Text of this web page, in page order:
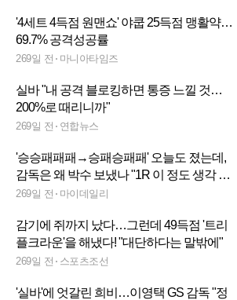
'4세트 4득점 원맨쇼' 야쿱 25득점 맹활약…
69.7% 공격성공률
269일 전 마니아타임즈
실바 "내 공격 블로킹하면 통증 느낄 것…
200%로 때리니까"
269일 전 연합뉴스
'승승패패패→승패승패패' 오늘도 졌는데,
감독은 왜 박수 보냈나 "1R 이 정도 생각 못
했다, 선수들 선방했다" [MD수원]
269일 전 마이데일리
감기에 쥐까지 났다…그런데 49득점 '트리
플크라운'을 해냈다! "대단하다는 말밖에"
269일 전 스포츠조선
'실바'에 엇갈린 희비…이영택 GS 감독 "정